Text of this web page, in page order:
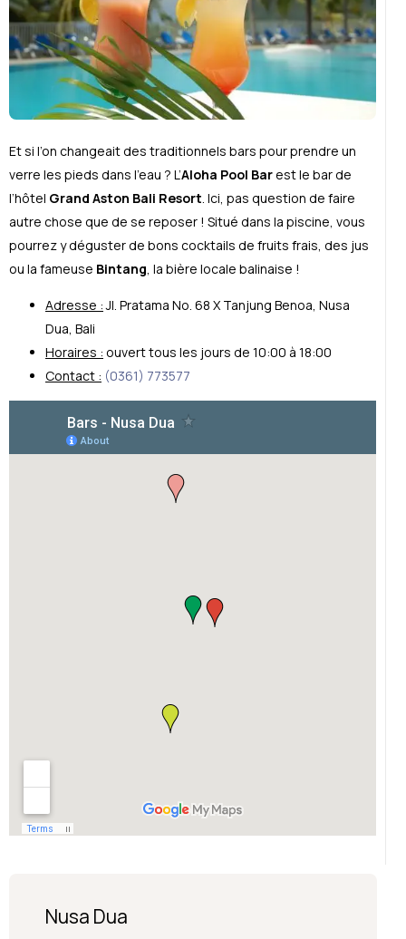
Et si l’on changeait des traditionnels bars pour prendre un
verre les pieds dans l’eau ? L’Aloha Pool Barest le bar de
l’hôtel Grand Aston Bali Resort. Ici, pas question de faire
autre chose que de se reposer ! Situé dans la piscine, vous
pourrez y déguster de bons cocktails de fruits frais, des jus
ou la fameuse Bintang, la bière locale balinaise !
Adresse :Jl. Pratama No. 68 X Tanjung Benoa, Nusa
Dua, Bali
Horaires : ouvert tous les jours de 10:00 à 18:00
Contact : (0361) 773577
Nusa Dua